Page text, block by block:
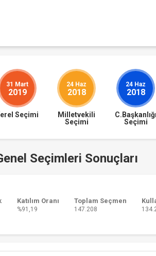
31 Mart
2019
Seçimi
24 Haz
2018
Milletvekili
Seçimi
24 Haz
2018
C.Başkanlığı
Seçimi
Seçimleri Sonuçları
Katılım Oranı
%91,19
Toplam Seçmen
147.208